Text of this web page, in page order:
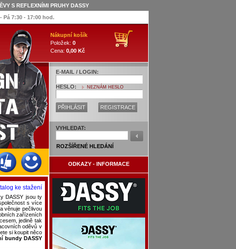
S REFLEXNÍMI PRUHY DASSY
Pá 7:30 - 17:00 hod.
ke stažení
DASSY jsou ty
s více
věnuje pečlivou
zařízeních
jedině tak
oděvů v
si koupit něco
bundy DASSY
Nákupní košík
Položek: 0
Cena: 0,00 Kč
E-MAIL / LOGIN:
HESLO: NEZNÁM HESLO
PŘIHLÁSIT REGISTRACE
VYHLEDAT:
ROZŠÍŘENÉ HLEDÁNÍ
ODKAZY - INFORMACE